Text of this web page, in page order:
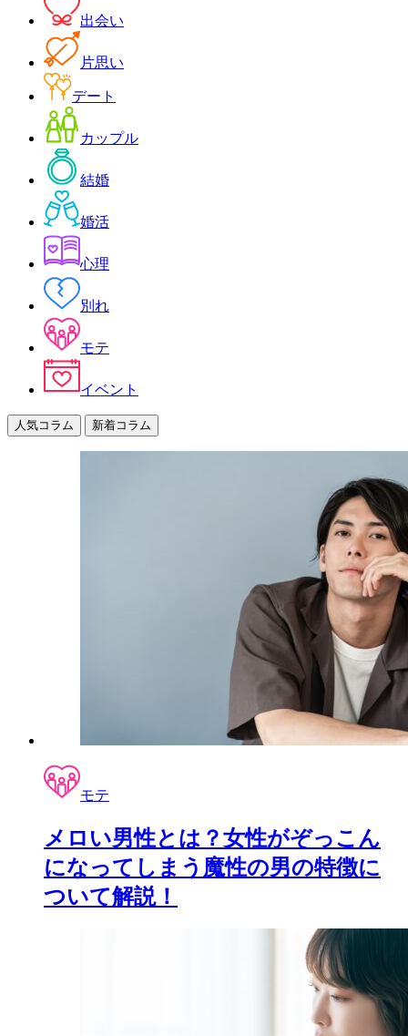
出会い
片思い
デート
カップル
結婚
婚活
心理
別れ
モテ
イベント
人気コラム 新着コラム
モテ
メロい男性とは？女性がぞっこん
になってしまう魔性の男の特徴に
ついて解説！